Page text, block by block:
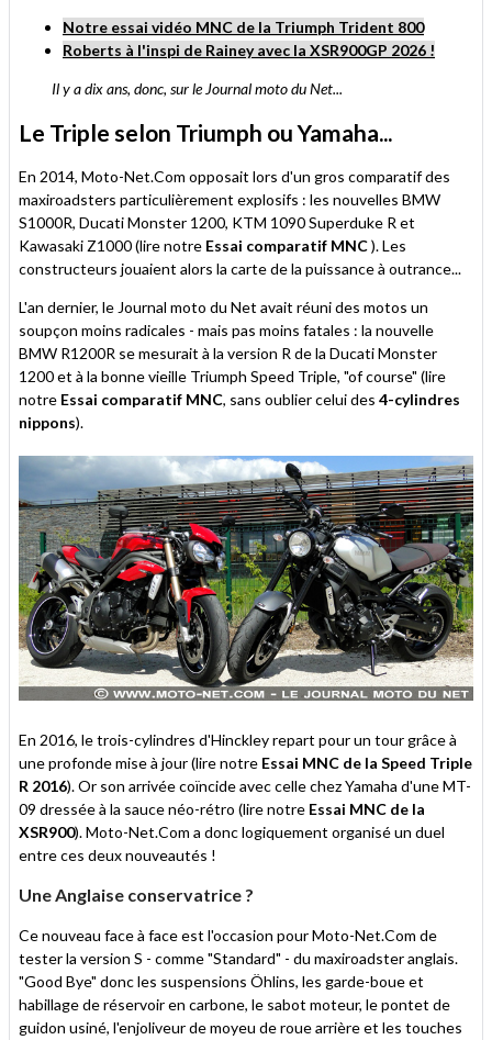
Notre essai vidéo MNC de la Triumph Trident 800
Roberts à l'inspi de Rainey avec la XSR900GP 2026 !
Il y a dix ans, donc, sur le Journal moto du Net...
Le Triple selon Triumph ou Yamaha...
En 2014, Moto-Net.Com opposait lors d'un gros comparatif des
maxiroadsters particulièrement explosifs : les nouvelles BMW
S1000R, Ducati Monster 1200, KTM 1090 Superduke R et
Kawasaki Z1000 (lire notre Essai comparatif MNC). Les
constructeurs jouaient alors la carte de la puissance à outrance...
L'an dernier, le Journal moto du Net avait réuni des motos un
soupçon moins radicales - mais pas moins fatales : la nouvelle
BMW R1200R se mesurait à la version R de la Ducati Monster
1200 et à la bonne vieille Triumph Speed Triple, "of course" (lire
notre Essai comparatif MNC, sans oublier celui des 4-cylindres
nippons).
En 2016, le trois-cylindres d'Hinckley repart pour un tour grâce à
une profonde mise à jour (lire notre Essai MNC de la Speed Triple
R 2016). Or son arrivée coïncide avec celle chez Yamaha d'une MT-
09 dressée à la sauce néo-rétro (lire notre Essai MNC de la
XSR900). Moto-Net.Com a donc logiquement organisé un duel
entre ces deux nouveautés !
Une Anglaise conservatrice ?
Ce nouveau face à face est l'occasion pour Moto-Net.Com de
tester la version S - comme "Standard" - du maxiroadster anglais.
"Good Bye" donc les suspensions Öhlins, les garde-boue et
habillage de réservoir en carbone, le sabot moteur, le pontet de
guidon usiné, l'enjoliveur de moyeu de roue arrière et les touches